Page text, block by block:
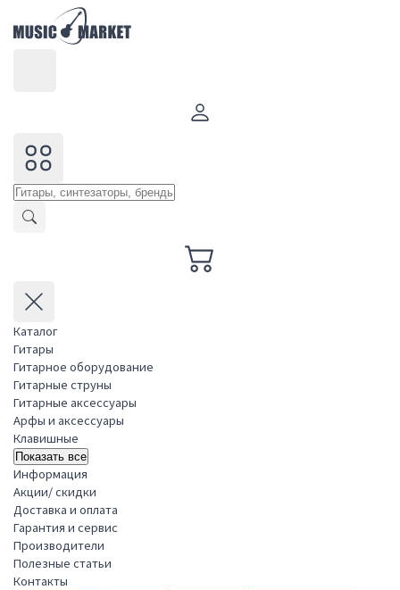
Каталог
Гитары
Гитарное оборудование
Гитарные струны
Гитарные аксессуары
Арфы и аксессуары
Клавишные
Показать все
Информация
Акции/ скидки
Доставка и оплата
Гарантия и сервис
Производители
Полезные статьи
Контакты